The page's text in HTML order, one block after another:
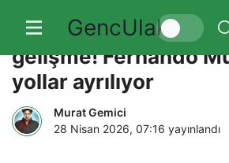
GencUlak
Galatasaraylı
gelişme! Fernando
yollar ayrılıyor
Murat Gemici
28 Nisan 2026, 07:16 yayınlandı